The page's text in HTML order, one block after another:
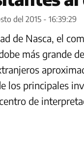
del 2015 - 16:39:29
de Nasca, el
más grande
los principales
de